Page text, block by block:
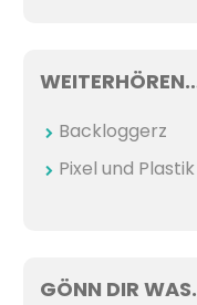
Backloggerz
Pixel und Plastik
GÖNN DIR